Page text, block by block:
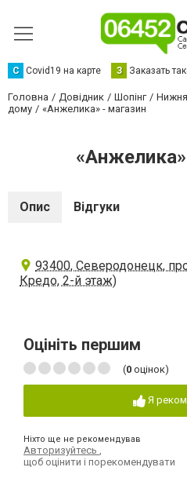
С Сovid19 на карте З Заказать
Головна Довідник Шопінг
Нижня
дому
«Анжелика» - магазин
Опис Відгуки
93400, Северодонецк,
Кредо, 2-й этаж)
Оцініть першим
(0 оцінок)
Я
Ніхто ще не рекомендував
Авторизуйтесь
щоб оцінити і порекомендувати